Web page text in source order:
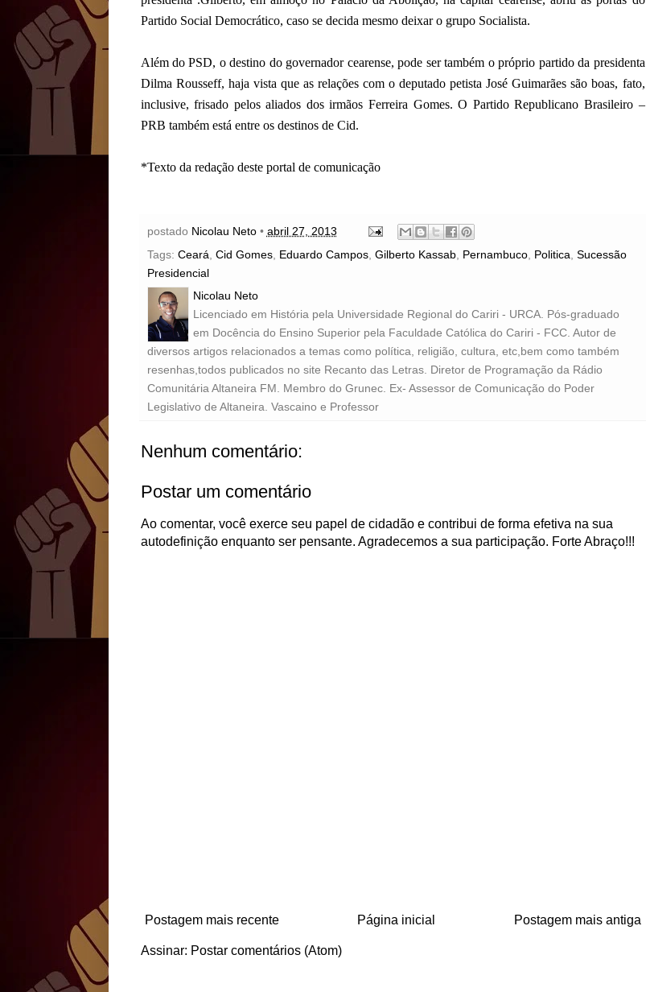
Partido Social Democrático, caso se decida mesmo deixar o grupo Socialista.
Além do PSD, o destino do governador cearense, pode ser também o próprio partido da presidenta
Dilma Rousseff, haja vista que as relações com o deputado petista José Guimarães são boas, fato,
inclusive, frisado pelos aliados dos irmãos Ferreira Gomes. O Partido Republicano Brasileiro –
PRB também está entre os destinos de Cid.
*Texto da redação deste portal de comunicação
postado Nicolau Neto • abril 27, 2013
Tags: Ceará Cid Gomes, Eduardo Campos, Gilberto Kassab, Pernambuco, Politica Sucessão
Presidencial
Nicolau Neto
Licenciado em História pela Universidade Regional do Cariri - URCA. Pós-graduado
em Docência do Ensino Superior pela Faculdade Católica do Cariri - FCC. Autor de
diversos artigos relacionados a temas como política, religião, cultura, etc,bem como também
resenhas,todos publicados no site Recanto das Letras. Diretor de Programação da Rádio
Comunitária Altaneira FM. Membro do Grunec. Ex- Assessor de Comunicação do Poder
Legislativo de Altaneira. Vascaino e Professor
Nenhum comentário:
Postar um comentário
Ao comentar, você exerce seu papel de cidadão e contribui de forma efetiva na sua
autodefinição enquanto ser pensante. Agradecemos a sua participação. Forte Abraço!!!
Postagem mais recente Postagem mais antiga
Página inicial
Assinar: Postar comentários (Atom)